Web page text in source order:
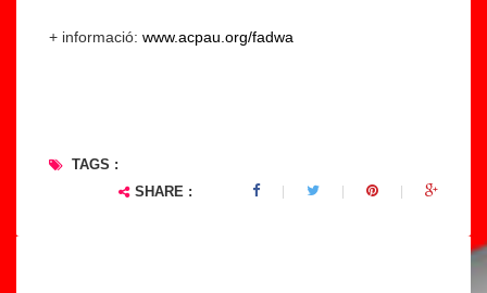
+ informació: www.acpau.org/fadwa
TAGS :
SHARE :